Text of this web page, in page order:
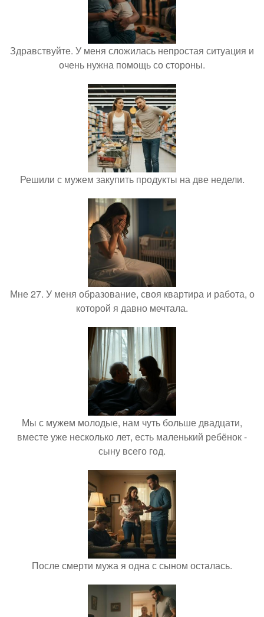
Здравствуйте. У меня сложилась непростая ситуация и
очень нужна помощь со стороны.
Решили с мужем закупить продукты на две недели.
Мне 27. У меня образование, своя квартира и работа, о
которой я давно мечтала.
Мы с мужем молодые, нам чуть больше двадцати,
вместе уже несколько лет, есть маленький ребёнок -
сыну всего год.
После смерти мужа я одна с сыном осталась.